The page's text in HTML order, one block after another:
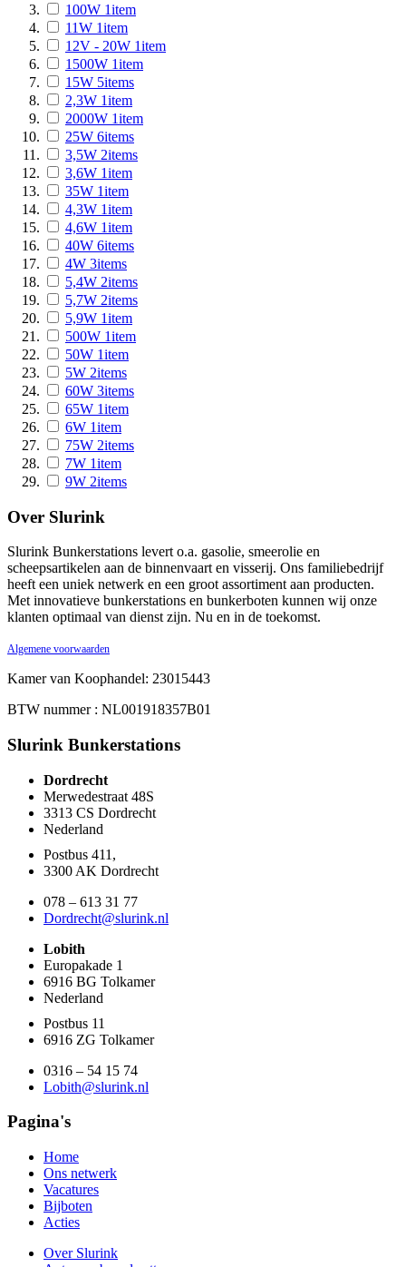
100W 1item
11W 1item
12V - 20W 1item
1500W 1item
15W 5items
2,3W 1item
2000W 1item
25W 6items
3,5W 2items
3,6W 1item
35W 1item
4,3W 1item
4,6W 1item
40W 6items
4W 3items
5,4W 2items
5,7W 2items
5,9W 1item
500W 1item
50W 1item
5W 2items
60W 3items
65W 1item
6W 1item
75W 2items
7W 1item
9W 2items
Over Slurink
Slurink Bunkerstations levert o.a. gasolie, smeerolie en
scheepsartikelen aan de binnenvaart en visserij. Ons familiebedrijf
heeft een uniek netwerk en een groot assortiment aan producten.
Met innovatieve bunkerstations en bunkerboten kunnen wij onze
klanten optimaal van dienst zijn. Nu en in de toekomst.
Algemene voorwaarden
Kamer van Koophandel: 23015443
BTW nummer : NL001918357B01
Slurink Bunkerstations
Dordrecht
Merwedestraat 48S
3313 CS Dordrecht
Nederland
Postbus 411,
3300 AK Dordrecht
078 – 613 31 77
Dordrecht@slurink.nl
Lobith
Europakade 1
6916 BG Tolkamer
Nederland
Postbus 11
6916 ZG Tolkamer
0316 – 54 15 74
Lobith@slurink.nl
Pagina's
Home
Ons netwerk
Vacatures
Bijboten
Acties
Over Slurink